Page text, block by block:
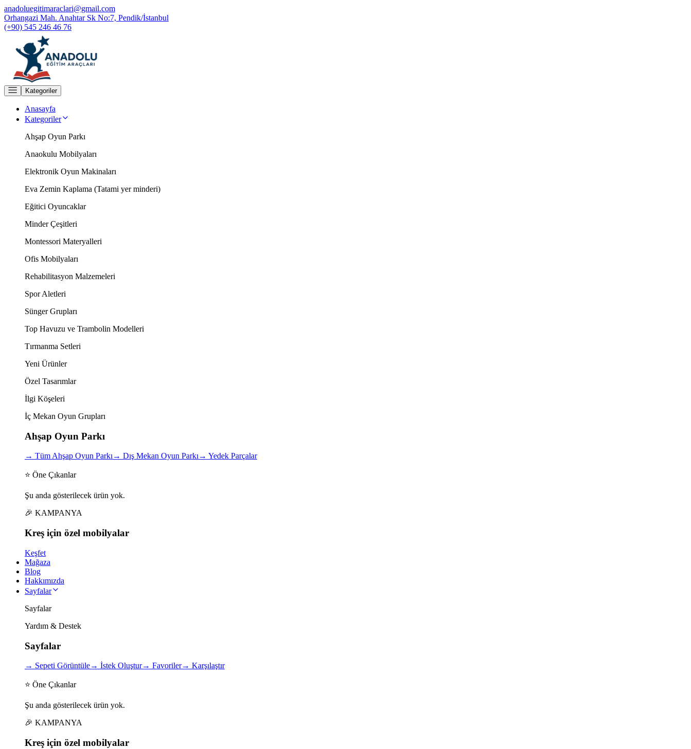
anadoluegitimaraclari@gmail.com
Orhangazi Mah. Anahtar Sk No:7, Pendik/İstanbul
(+90) 545 246 46 76
Kategoriler
Anasayfa
Kategoriler
Ahşap Oyun Parkı
Anaokulu Mobilyaları
Elektronik Oyun Makinaları
Eva Zemin Kaplama (Tatami yer minderi)
Eğitici Oyuncaklar
Minder Çeşitleri
Montessori Materyalleri
Ofis Mobilyaları
Rehabilitasyon Malzemeleri
Spor Aletleri
Sünger Grupları
Top Havuzu ve Trambolin Modelleri
Tırmanma Setleri
Yeni Ürünler
Özel Tasarımlar
İlgi Köşeleri
İç Mekan Oyun Grupları
Ahşap Oyun Parkı
→ Tüm Ahşap Oyun Parkı→ Dış Mekan Oyun Parkı→ Yedek Parçalar
⭐ Öne Çıkanlar
Şu anda gösterilecek ürün yok.
🎉 KAMPANYA
Kreş için özel mobilyalar
Keşfet
Mağaza
Blog
Hakkımızda
Sayfalar
Sayfalar
Yardım & Destek
Sayfalar
→ Sepeti Görüntüle→ İstek Oluştur→ Favoriler→ Karşılaştır
⭐ Öne Çıkanlar
Şu anda gösterilecek ürün yok.
🎉 KAMPANYA
Kreş için özel mobilyalar